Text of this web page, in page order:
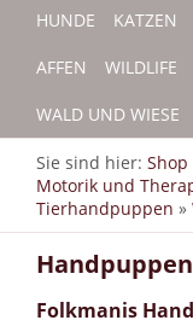
HUNDE KATZEN
AFFEN WILDLIFE
WALD UND WIESE
Sie sind hier:
Motorik und
Tierhandpuppen »
Folkmanis